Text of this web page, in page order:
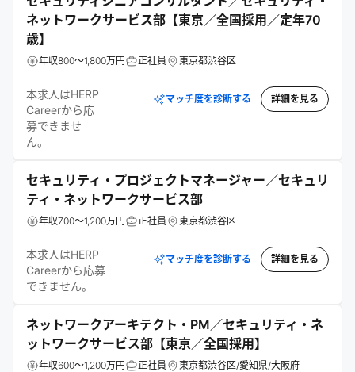
ネットワークサービス部【東京／全国採用／定年70
歳】
年収800～1,800万円 正社員 東京都渋谷区
本求人はHERP
Careerから応
募できませ
ん。
マッチ度を診断する 詳細を見る
セキュリティ・プロジェクトマネージャー／セキュリ
ティ・ネットワークサービス部
年収700～1,200万円 正社員 東京都渋谷区
本求人はHERP
Careerから応募
できません。
マッチ度を診断する 詳細を見る
ネットワークアーキテクト・PM／セキュリティ・ネ
ットワークサービス部【東京／全国採用】
年収600～1,200万円 正社員 東京都渋谷区/愛知県/大阪府